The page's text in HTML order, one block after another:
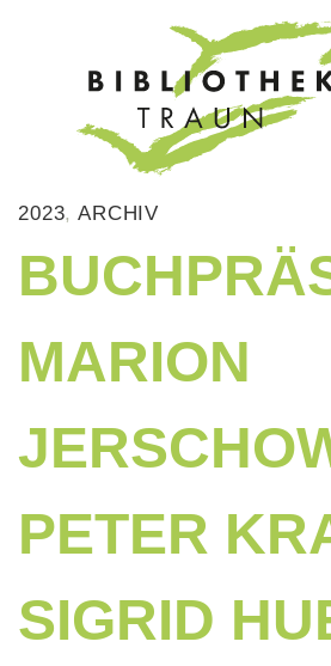
2023,ARCHIV
MARION
PETER
SIGRID